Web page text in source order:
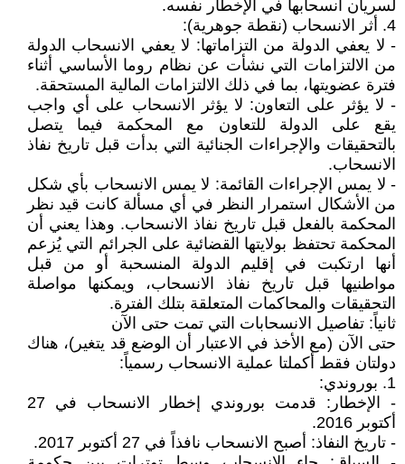
لسريان انسحابها في الإخطار نفسه.
4. أثر الانسحاب (نقطة جوهرية):
- لا يعفي الدولة من التزاماتها: لا يعفي الانسحاب الدولة
من الالتزامات التي نشأت عن نظام روما الأساسي أثناء
فترة عضويتها، بما في ذلك الالتزامات المالية المستحقة.
- لا يؤثر على التعاون: لا يؤثر الانسحاب على أي واجب
يقع على الدولة للتعاون مع المحكمة فيما يتصل
بالتحقيقات والإجراءات الجنائية التي بدأت قبل تاريخ نفاذ
الانسحاب.
- لا يمس الإجراءات القائمة: لا يمس الانسحاب بأي شكل
من الأشكال استمرار النظر في أي مسألة كانت قيد نظر
المحكمة بالفعل قبل تاريخ نفاذ الانسحاب. وهذا يعني أن
المحكمة تحتفظ بولايتها القضائية على الجرائم التي يُزعم
أنها ارتكبت في إقليم الدولة المنسحبة أو من قبل
مواطنيها قبل تاريخ نفاذ الانسحاب، ويمكنها مواصلة
التحقيقات والمحاكمات المتعلقة بتلك الفترة.
ثانياً: تفاصيل الانسحابات التي تمت حتى الآن
حتى الآن (مع الأخذ في الاعتبار أن الوضع قد يتغير)، هناك
دولتان فقط أكملتا عملية الانسحاب رسمياً:
1. بوروندي:
- الإخطار: قدمت بوروندي إخطار الانسحاب في 27
أكتوبر 2016.
- تاريخ النفاذ: أصبح الانسحاب نافذاً في 27 أكتوبر 2017.